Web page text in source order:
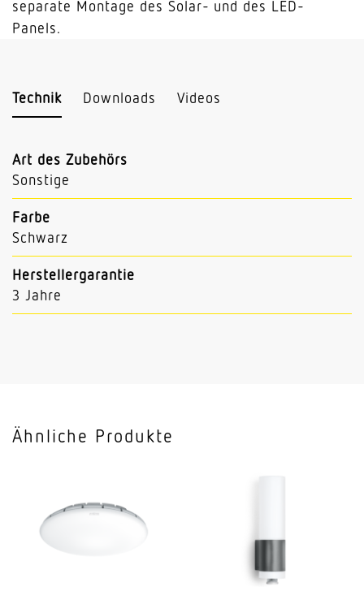
separate Montage des Solar- und des LED-
Panels.
Technik Downloads Videos
Art des Zubehörs
Sonstige
Farbe
Schwarz
Herstellergarantie
3 Jahre
Ähnliche Produkte